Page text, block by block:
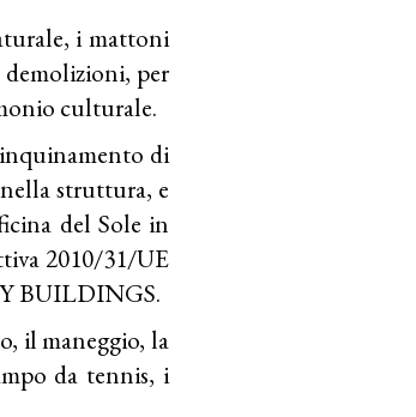
i mattoni
per
culturale.
di
struttura, e
del Sole in
2010/31/UE
BUILDINGS.
il maneggio, la
da tennis, i